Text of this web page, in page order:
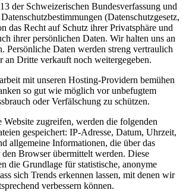
der Schweizerischen Bundesverfassung und
(Datenschutzgesetz,
das Recht auf Schutz ihrer Privatsphäre und
ihrer persönlichen Daten. Wir halten uns an
Persönliche Daten werden streng vertraulich
an Dritte verkauft noch weitergegeben.
mit unseren Hosting-Providern bemühen
so gut wie möglich vor unbefugtem
oder Verfälschung zu schützen.
Website zugreifen, werden die folgenden
gespeichert: IP-Adresse, Datum, Uhrzeit,
allgemeine Informationen, die über das
den Browser übermittelt werden. Diese
die Grundlage für statistische, anonyme
sich Trends erkennen lassen, mit denen wir
verbessern können.